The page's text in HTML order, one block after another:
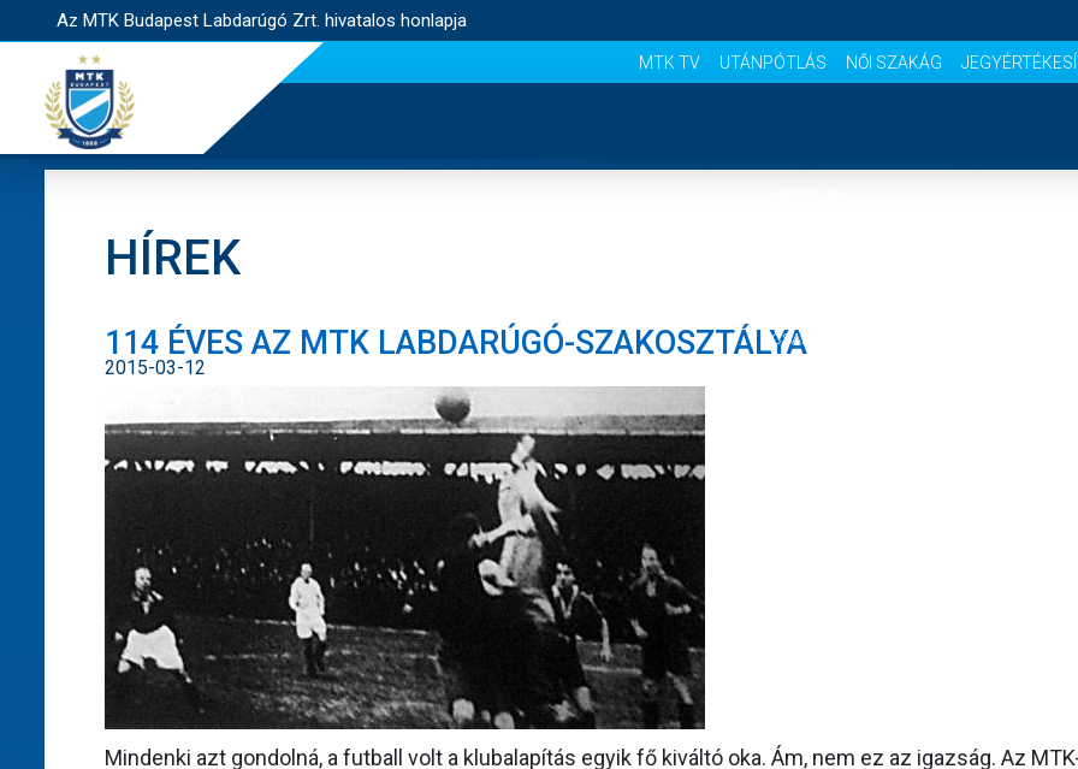
Az MTK Budapest Labdarúgó Zrt. hivatalos honlapja
MTK TV UTÁNPÓTLÁS NŐI SZAKÁG
CSAPATOK
HÍREK
114 ÉVES AZ MTK LABDARÚGÓ-SZAKOSZTÁLYA
2015-03-12
Mindenki azt gondolná, a futball volt a klubalapítás egyik fő kiváltó oka. Ám, nem ez az igazság. Az